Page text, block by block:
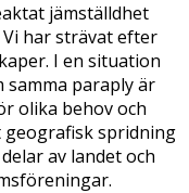
jämställdhet
har strävat efter
I en situation
paraply är
olika behov och
geografisk spridning
av landet och